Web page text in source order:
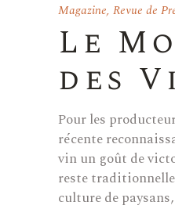
Magazine, Revue de
Le
des
Pour les
récente
vin un goût de
reste
culture de